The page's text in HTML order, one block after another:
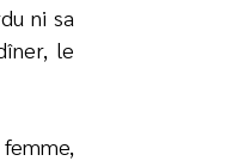
ni sa
le